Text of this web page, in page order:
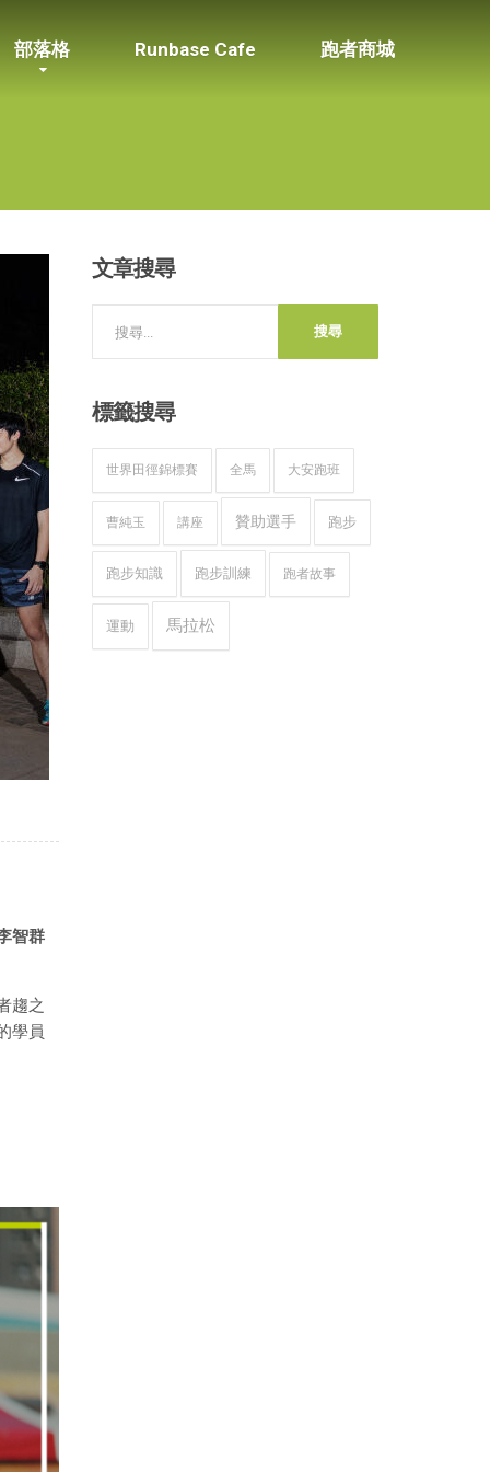
部落格 Runbase Cafe 跑者商城
智群
趨之
學員
文章搜尋
標籤搜尋
世界田徑錦標賽 全馬 大安跑班
曹純玉 講座 贊助選手 跑步
跑步知識 跑步訓練 跑者故事
運動 馬拉松